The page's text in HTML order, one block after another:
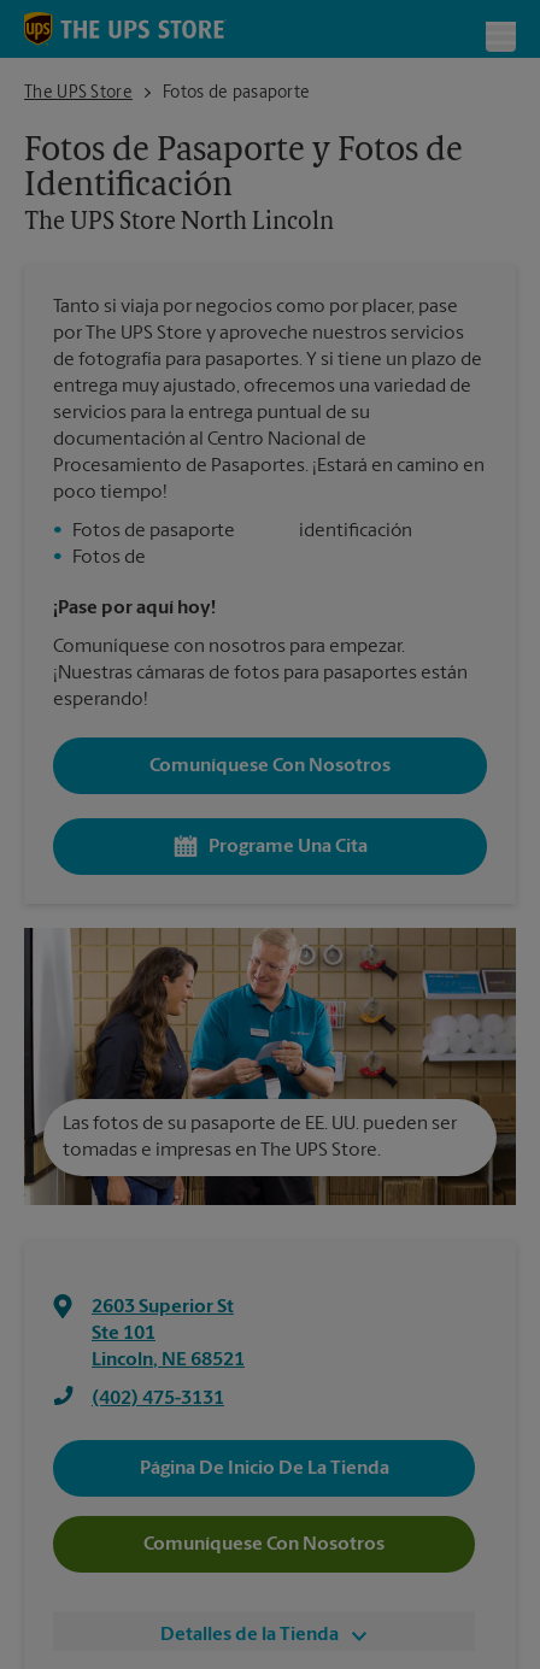
Skip to content
Return to Nav
The UPS Store
The UPS Store North LincolnFotos de pasaporte
Fotos de Pasaporte y Fotos de
Identificación
The UPS Store North Lincoln
Tanto si viaja por negocios como por placer, pase
por The UPS Store y aproveche nuestros servicios
de fotografía para pasaportes. Y si tiene un plazo de
entrega muy ajustado, ofrecemos una variedad de
servicios para la entrega puntual de su
documentación al Centro Nacional de
Procesamiento de Pasaportes. ¡Estará en camino en
poco tiempo!
•
Fotos de pasaporte
•
Fotos de
identificación
¡Pase por aquí hoy!
Comuníquese con nosotros para empezar.
¡Nuestras cámaras de fotos para pasaportes están
esperando!
Comuníquese Con Nosotros
Programe Una Cita
Las fotos de su pasaporte de EE. UU. pueden ser
tomadas e impresas en The UPS Store.
2603 Superior St
Ste 101
Lincoln, NE 68521
(402) 475-3131
Página De Inicio De La Tienda
Comuníquese Con Nosotros
Detalles de la Tienda